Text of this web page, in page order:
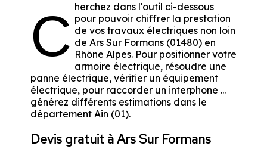
C herchez dans l'outil ci-dessous
pour pouvoir chiffrer la prestation
de vos travaux électriques non loin
de Ars Sur Formans (01480) en
Rhône Alpes. Pour positionner votre
armoire électrique, résoudre une
panne électrique, vérifier un équipement
électrique, pour raccorder un interphone ...
générez différents estimations dans le
département Ain (01).
Devis gratuit à Ars Sur Formans